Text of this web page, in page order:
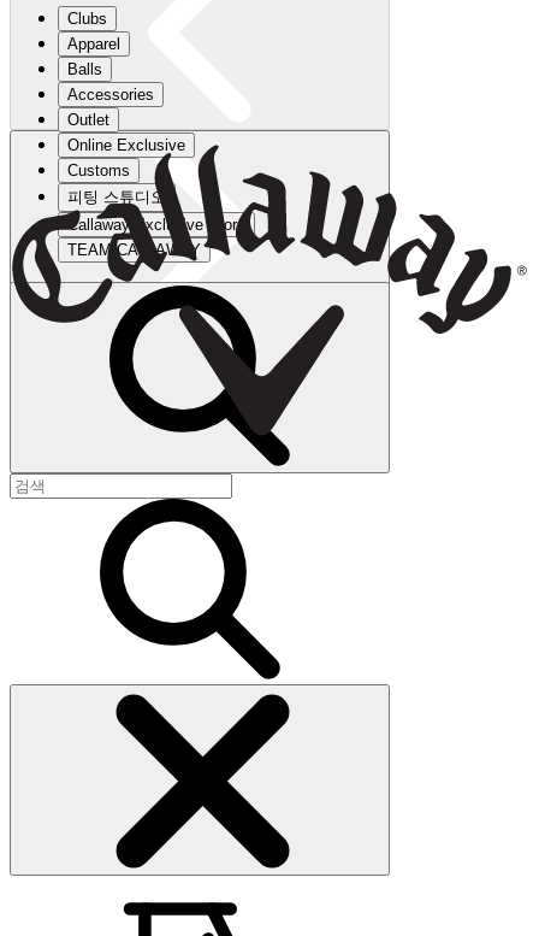
Clubs
Apparel
Balls
Accessories
Outlet
Online Exclusive
Customs
피팅 스튜디오
Callaway Exclusive Store
TEAM CALLAWAY